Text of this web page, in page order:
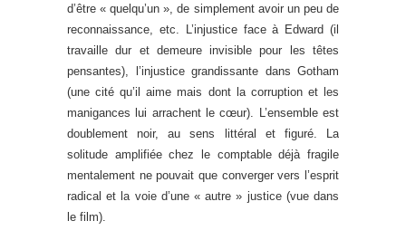
d’être « quelqu’un », de simplement avoir un peu de
reconnaissance, etc. L’injustice face à Edward (il
travaille dur et demeure invisible pour les têtes
pensantes), l’injustice grandissante dans Gotham
(une cité qu’il aime mais dont la corruption et les
manigances lui arrachent le cœur). L’ensemble est
doublement noir, au sens littéral et figuré. La
solitude amplifiée chez le comptable déjà fragile
mentalement ne pouvait que converger vers l’esprit
radical et la voie d’une « autre » justice (vue dans
le film).